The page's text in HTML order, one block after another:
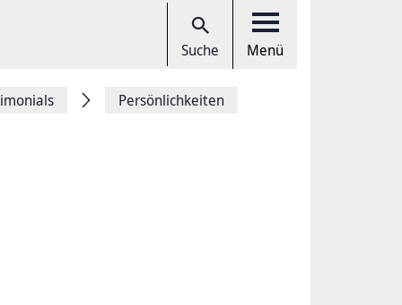
Suche Menü
Persönlichkeiten